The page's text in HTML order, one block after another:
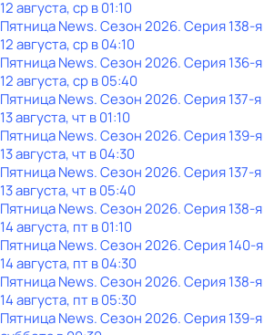
12 августа, ср в 01:10
Пятница News. Сезон 2026. Серия 138-я
12 августа, ср в 04:10
Пятница News. Сезон 2026. Серия 136-я
12 августа, ср в 05:40
Пятница News. Сезон 2026. Серия 137-я
13 августа, чт в 01:10
Пятница News. Сезон 2026. Серия 139-я
13 августа, чт в 04:30
Пятница News. Сезон 2026. Серия 137-я
13 августа, чт в 05:40
Пятница News. Сезон 2026. Серия 138-я
14 августа, пт в 01:10
Пятница News. Сезон 2026. Серия 140-я
14 августа, пт в 04:30
Пятница News. Сезон 2026. Серия 138-я
14 августа, пт в 05:30
Пятница News. Сезон 2026. Серия 139-я